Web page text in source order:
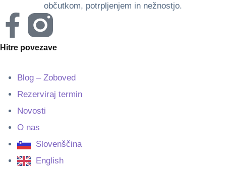
občutkom, potrpljenjem in nežnostjo.
Hitre povezave
Blog – Zoboved
Rezerviraj termin
Novosti
O nas
Slovenščina
English